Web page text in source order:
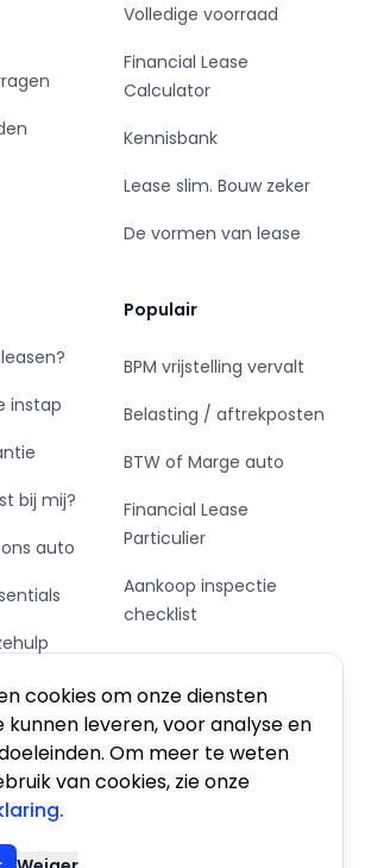
cookies om onze diensten
leveren, voor analyse en
Om meer te weten
van cookies, zie onze
instap
bij mij?
auto
Volledige voorraad
Financial Lease
Calculator
Kennisbank
Lease slim. Bouw zeker
De vormen van lease
Populair
BPM vrijstelling vervalt
Belasting / aftrekposten
BTW of Marge auto
Financial Lease
Particulier
Aankoop inspectie
checklist
Private Leasen,
Financieren of Kopen?